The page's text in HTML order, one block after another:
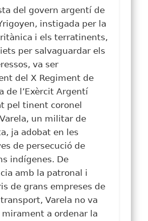
del govern argentí de
instigada per la
i els terratinents,
per salvaguardar els
va ser
del X Regiment de
de l’Exèrcit Argentí
pel tinent coronel
un militar de
ja adobat en les
de persecució de
indígenes. De
amb la patronal i
de grans empreses de
Varela no va
a ordenar la